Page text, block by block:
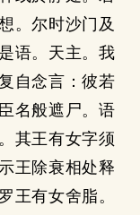
。尔时沙门及
语。天主。我
自念言：彼若
名般遮尸。语
其王有女字须
王除衰相处释
王有女舍脂。